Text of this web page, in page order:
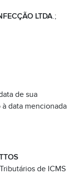
LTDA.;
de sua
data mencionada
de ICMS